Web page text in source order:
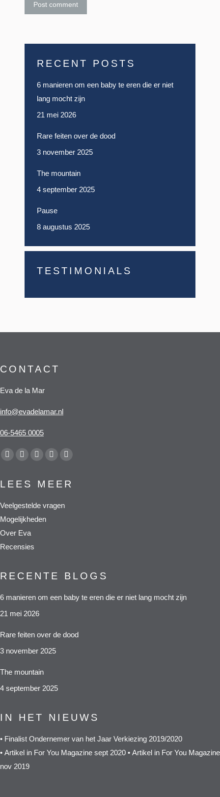
Post comment
RECENT POSTS
6 manieren om een baby te eren die er niet
lang mocht zijn
21 mei 2026
Rare feiten over de dood
3 november 2025
The mountain
4 september 2025
Pause
8 augustus 2025
TESTIMONIALS
CONTACT
Eva de la Mar
info@evadelamar.nl
06-5465 0005
Vind ons op:
Facebook
opens
new
window
X
opens
window
YouTube
opens
window
Pinterest
opens
new
Whatsapp
opens
LEES MEER
Veelgestelde vragen
Mogelijkheden
Over Eva
Recensies
RECENTE BLOGS
6 manieren om een baby te eren die er niet lang mocht zijn
21 mei 2026
Rare feiten over de dood
3 november 2025
The mountain
4 september 2025
IN HET NIEUWS
• Finalist Ondernemer van het Jaar Verkiezing 2019/2020
• Artikel in For You Magazine sept 2020 • Artikel in For You Magazine
nov 2019